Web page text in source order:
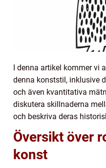
I denna artikel kommer vi
denna konststil, inklusive
och även kvantitativa
diskutera skillnaderna
och beskriva deras
Översikt över
konst